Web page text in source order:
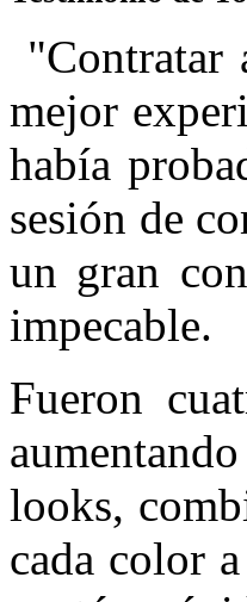
"Contratar
mejor
había
sesión de
un gran
impecable.
Fueron
looks,
cada color